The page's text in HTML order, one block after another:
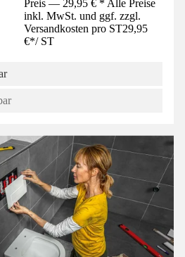
Preis — 29,95 € * Alle Preise
inkl. MwSt. und ggf. zzgl.
Versandkosten pro ST29,95
€*/ ST